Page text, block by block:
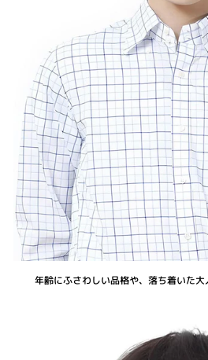
年齢にふさわしい品格や、落ち着いた大